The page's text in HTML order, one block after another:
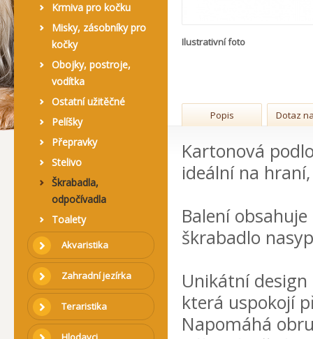
Krmiva pro kočku
Misky, zásobníky pro
kočky
Obojky, postroje,
vodítka
Ostatní užitěčné
Pelíšky
Přepravky
Stelivo
Škrabadla,
odpočívadla
Toalety
Akvaristika
Zahradní jezírka
Teraristika
Ilustrativní foto
Popis Dotaz
Kartonová
ideální na
Balení
škrabadlo
Unikátní
která uspokojí
Napomáhá